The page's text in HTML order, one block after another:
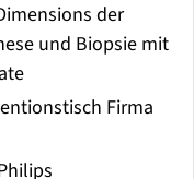
der
und Biopsie mit
Firma